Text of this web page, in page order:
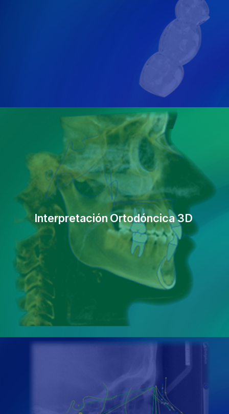
Interpretación Ortodóncica 3D